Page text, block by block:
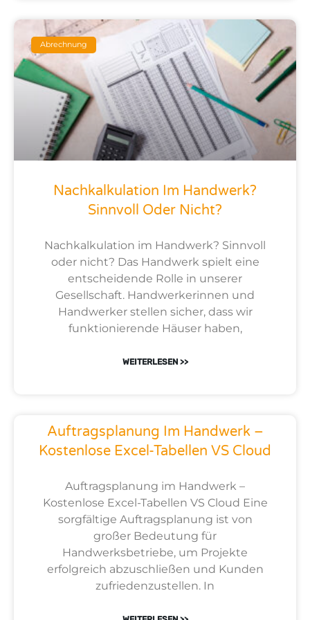
Abrechnung
Nachkalkulation Im Handwerk?
Sinnvoll Oder Nicht?
Nachkalkulation im Handwerk? Sinnvoll
oder nicht? Das Handwerk spielt eine
entscheidende Rolle in unserer
Gesellschaft. Handwerkerinnen und
Handwerker stellen sicher, dass wir
funktionierende Häuser haben,
WEITERLESEN >>
Auftragsplanung Im Handwerk –
Kostenlose Excel-Tabellen VS Cloud
Auftragsplanung im Handwerk –
Kostenlose Excel-Tabellen VS Cloud Eine
sorgfältige Auftragsplanung ist von
großer Bedeutung für
Handwerksbetriebe, um Projekte
erfolgreich abzuschließen und Kunden
zufriedenzustellen. In